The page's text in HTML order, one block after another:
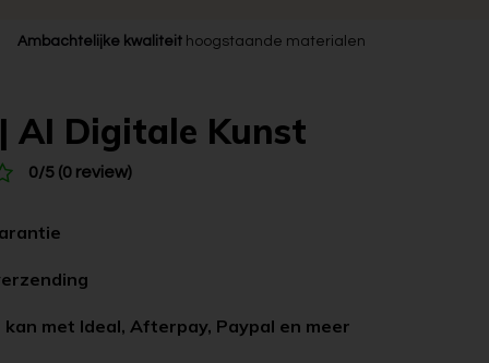
Ambachtelijke kwaliteit hoogstaande materialen
AI Digitale Kunst
0/5 (0 review)
met Ideal, Afterpay, Paypal en meer